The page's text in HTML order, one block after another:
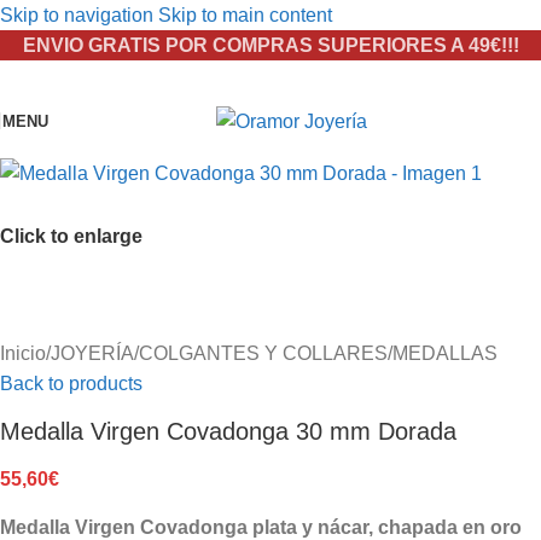
Skip to navigation Skip to main content
ENVIO GRATIS POR COMPRAS SUPERIORES A 49€!!!
MENU
Click to enlarge
Inicio/JOYERÍA/COLGANTES Y COLLARES/MEDALLAS
Back to products
Medalla Virgen Covadonga 30 mm Dorada
55,60€
Medalla Virgen Covadonga plata y nácar, chapada en oro